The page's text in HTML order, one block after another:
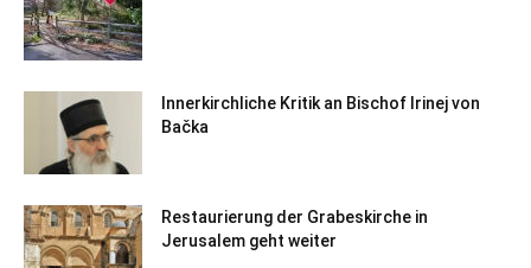
Innerkirchliche Kritik an Bischof Irinej von
Bačka
Restaurierung der Grabeskirche in
Jerusalem geht weiter